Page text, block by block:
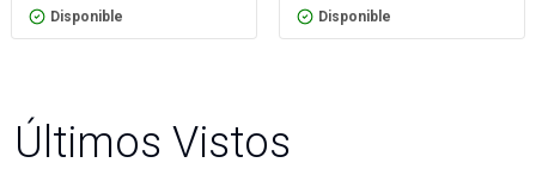
Disponible Disponible
Últimos Vistos